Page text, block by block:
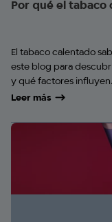
Por qué el
El tabaco calentado
este blog para
y qué factores influyen.
Leer más